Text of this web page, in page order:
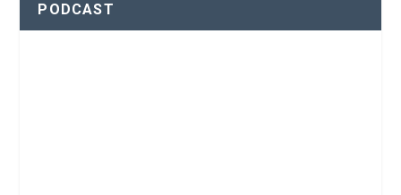
PODCAST